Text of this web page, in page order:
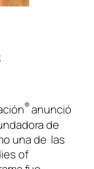
®anunció
de
una de las
of